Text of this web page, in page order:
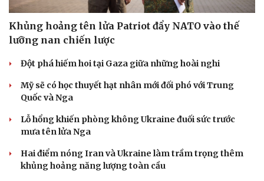
Khủng hoảng tên lửa Patriot đẩy NATO vào thế
lưỡng nan chiến lược
Đột phá hiếm hoi tại Gaza giữa những hoài nghi
Mỹ sẽ có học thuyết hạt nhân mới đối phó với Trung
Quốc và Nga
Lỗ hổng khiến phòng không Ukraine đuối sức trước
mưa tên lửa Nga
Hai điểm nóng Iran và Ukraine làm trầm trọng thêm
khủng hoảng năng lượng toàn cầu